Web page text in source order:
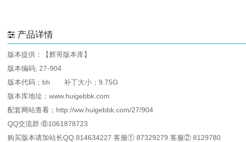
产品详情
版本提供：【辉哥版本库】
版本编码; 27-904
版本代码；bh 补丁大小；9.75G
版本库地址：www.huigebbk.com
配套网站查看；http://ww.huigebbk.com/27/904
QQ交流群:⑥1061878723
购买版本请加站长QQ:814634227 客服① 87329279 客服② 8129780